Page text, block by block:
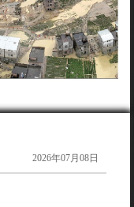
2026年07月08日